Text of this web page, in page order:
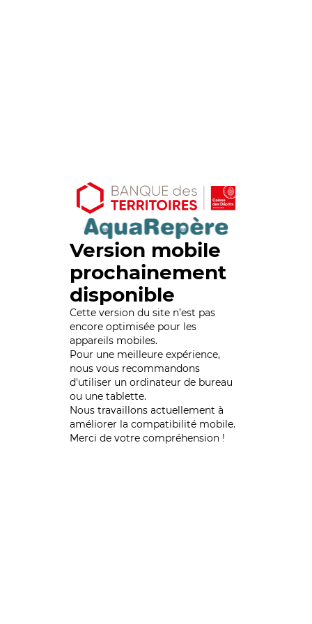
Version mobile
prochainement
disponible
Cette version du site n’est pas
encore optimisée pour les
appareils mobiles.
Pour une meilleure expérience,
nous vous recommandons
d'utiliser un ordinateur de bureau
ou une tablette.
Nous travaillons actuellement à
améliorer la compatibilité mobile.
Merci de votre compréhension !